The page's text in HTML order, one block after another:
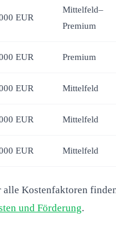
EUR
Mittelfeld–
Premium
EUR Premium
EUR Mittelfeld
EUR Mittelfeld
EUR Mittelfeld
alle Kostenfaktoren
und Förderung.